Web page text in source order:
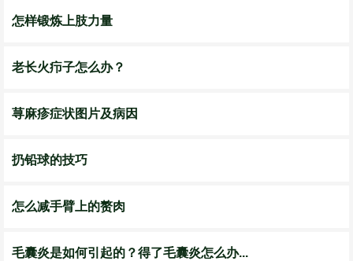
怎样锻炼上肢力量
老长火疖子怎么办？
荨麻疹症状图片及病因
扔铅球的技巧
怎么减手臂上的赘肉
毛囊炎是如何引起的？得了毛囊炎怎么办...